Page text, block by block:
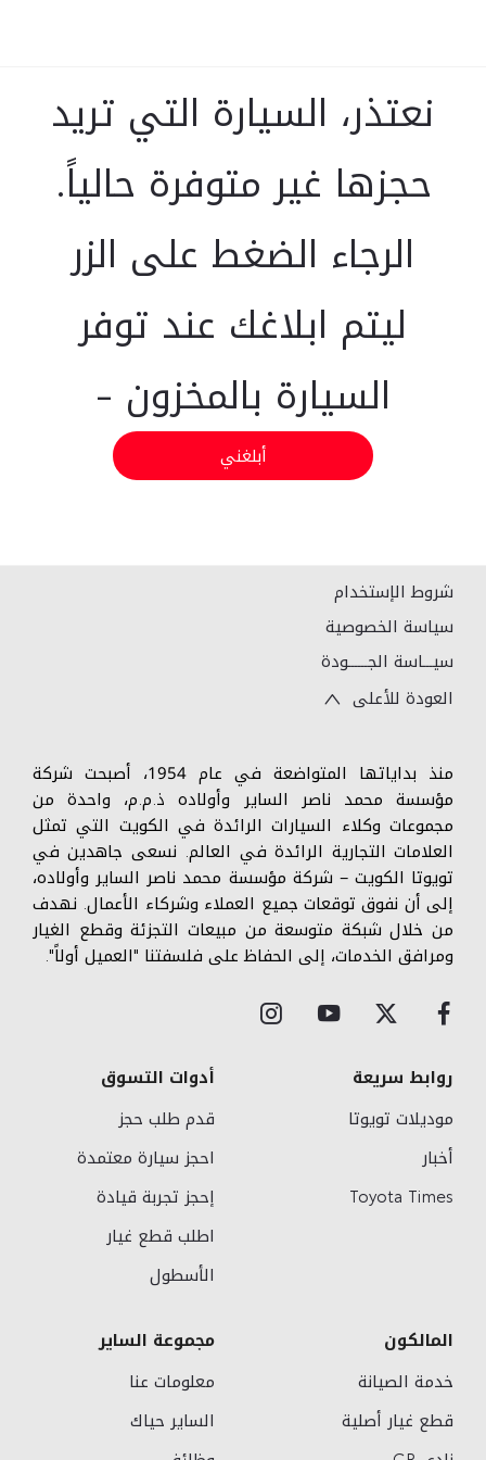
نعتذر، السيارة التي تريد
حجزها غير متوفرة حالياً.
الرجاء الضغط على الزر
ليتم ابلاغك عند توفر
السيارة بالمخزون -
أبلغني
شروط الإستخدام
سياسة الخصوصية
سيـــاسة الجــــــودة
العودة للأعلى
منذ بداياتها المتواضعة في عام 1954، أصبحت شركة
مؤسسة محمد ناصر الساير وأولاده ذ.م.م، واحدة من
مجموعات وكلاء السيارات الرائدة في الكويت التي تمثل
العلامات التجارية الرائدة في العالم. نسعى جاهدين في
تويوتا الكويت – شركة مؤسسة محمد ناصر الساير وأولاده،
إلى أن نفوق توقعات جميع العملاء وشركاء الأعمال. نهدف
من خلال شبكة متوسعة من مبيعات التجزئة وقطع الغيار
ومرافق الخدمات، إلى الحفاظ على فلسفتنا "العميل أولاً".
روابط سريعة
موديلات تويوتا
أخبار
Toyota Times
أدوات التسوق
قدم طلب حجز
احجز سيارة معتمدة
إحجز تجربة قيادة
اطلب قطع غيار
الأسطول
المالكون
خدمة الصيانة
قطع غيار أصلية
مجموعة الساير
معلومات عنا
الساير حياك